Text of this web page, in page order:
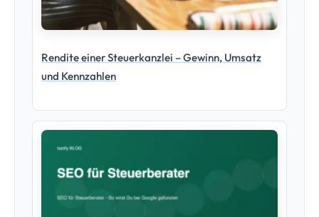
Rendite einer Steuerkanzlei – Gewinn, Umsatz
und Kennzahlen